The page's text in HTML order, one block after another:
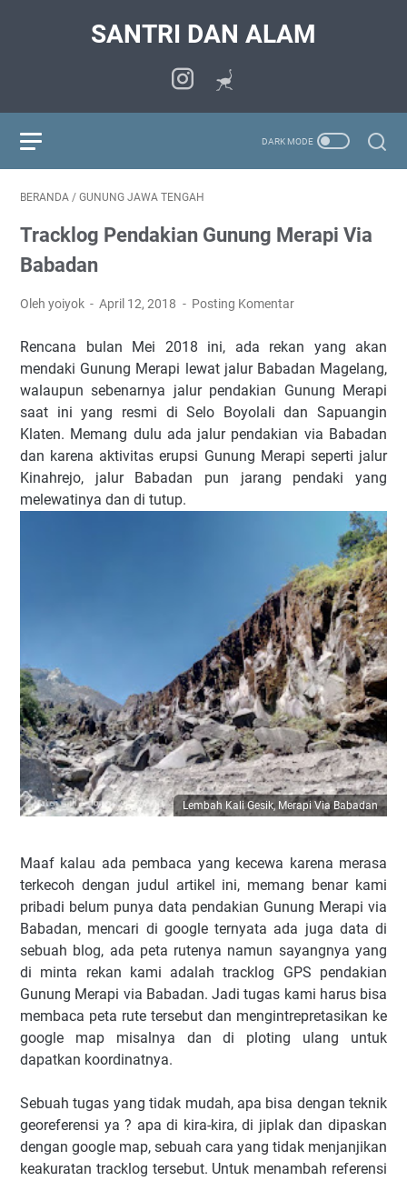
SANTRI DAN ALAM
BERANDA / GUNUNG JAWA TENGAH
Tracklog Pendakian Gunung Merapi Via
Babadan
Oleh yoiyok April 12, 2018 Posting Komentar
Rencana bulan Mei 2018 ini, ada rekan yang akan
mendaki Gunung Merapi lewat jalur Babadan Magelang,
walaupun sebenarnya jalur pendakian Gunung Merapi
saat ini yang resmi di Selo Boyolali dan Sapuangin
Klaten. Memang dulu ada jalur pendakian via Babadan
dan karena aktivitas erupsi Gunung Merapi seperti jalur
Kinahrejo, jalur Babadan pun jarang pendaki yang
melewatinya dan di tutup.
Lembah Kali Gesik, Merapi Via Babadan
Maaf kalau ada pembaca yang kecewa karena merasa
terkecoh dengan judul artikel ini, memang benar kami
pribadi belum punya data pendakian Gunung Merapi via
Babadan, mencari di google ternyata ada juga data di
sebuah blog, ada peta rutenya namun sayangnya yang
di minta rekan kami adalah tracklog GPS pendakian
Gunung Merapi via Babadan. Jadi tugas kami harus bisa
membaca peta rute tersebut dan mengintrepretasikan ke
google map misalnya dan di ploting ulang untuk
dapatkan koordinatnya.
Sebuah tugas yang tidak mudah, apa bisa dengan teknik
georeferensi ya ? apa di kira-kira, di jiplak dan dipaskan
dengan google map, sebuah cara yang tidak menjanjikan
keakuratan tracklog tersebut. Untuk menambah referensi